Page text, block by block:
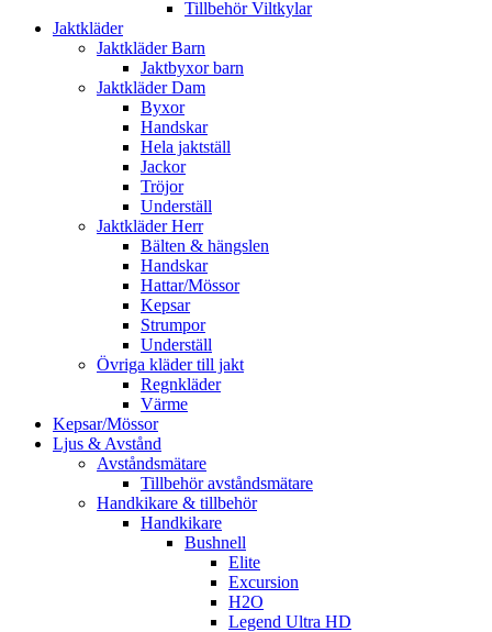
Tillbehör Viltkylar
Jaktkläder
Jaktkläder Barn
Jaktbyxor barn
Jaktkläder Dam
Byxor
Handskar
Hela jaktställ
Jackor
Tröjor
Underställ
Jaktkläder Herr
Bälten & hängslen
Handskar
Hattar/Mössor
Kepsar
Strumpor
Underställ
Övriga kläder till jakt
Regnkläder
Värme
Kepsar/Mössor
Ljus & Avstånd
Avståndsmätare
Tillbehör avståndsmätare
Handkikare & tillbehör
Handkikare
Bushnell
Elite
Excursion
H2O
Legend Ultra HD